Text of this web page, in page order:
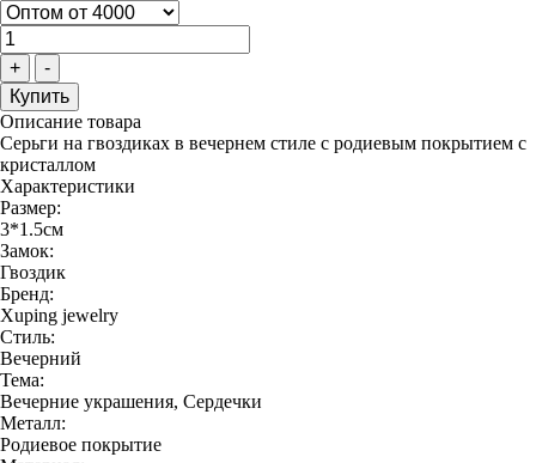
+ -
Описание товара
Серьги на гвоздиках в вечернем стиле с родиевым покрытием с
кристаллом
Характеристики
Размер:
3*1.5см
Замок:
Гвоздик
Бренд:
Xuping jewelry
Стиль:
Вечерний
Тема:
Вечерние украшения, Сердечки
Металл:
Родиевое покрытие